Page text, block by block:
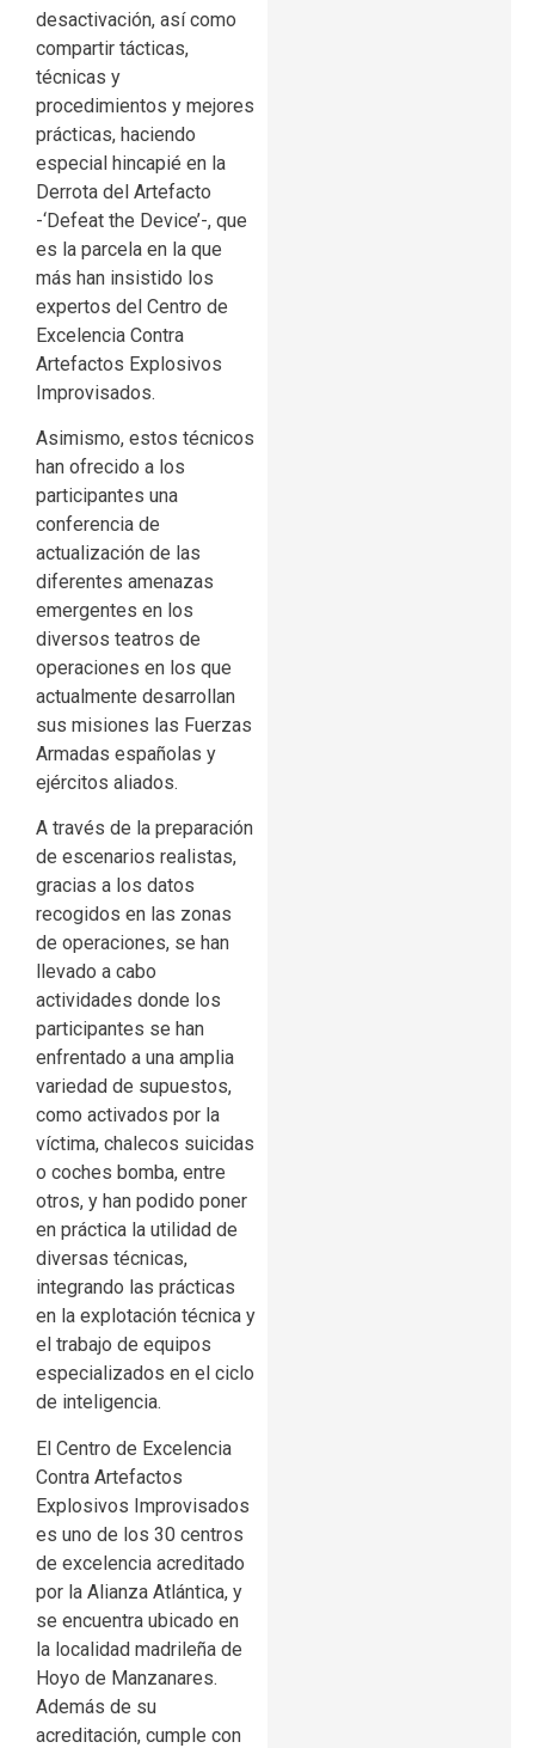
desactivación, así como
compartir tácticas,
técnicas y
procedimientos y mejores
prácticas, haciendo
especial hincapié en la
Derrota del Artefacto
-‘Defeat the Device’-, que
es la parcela en la que
más han insistido los
expertos del Centro de
Excelencia Contra
Artefactos Explosivos
Improvisados.
Asimismo, estos técnicos
han ofrecido a los
participantes una
conferencia de
actualización de las
diferentes amenazas
emergentes en los
diversos teatros de
operaciones en los que
actualmente desarrollan
sus misiones las Fuerzas
Armadas españolas y
ejércitos aliados.
A través de la preparación
de escenarios realistas,
gracias a los datos
recogidos en las zonas
de operaciones, se han
llevado a cabo
actividades donde los
participantes se han
enfrentado a una amplia
variedad de supuestos,
como activados por la
víctima, chalecos suicidas
o coches bomba, entre
otros, y han podido poner
en práctica la utilidad de
diversas técnicas,
integrando las prácticas
en la explotación técnica y
el trabajo de equipos
especializados en el ciclo
de inteligencia.
El Centro de Excelencia
Contra Artefactos
Explosivos Improvisados
es uno de los 30 centros
de excelencia acreditado
por la Alianza Atlántica, y
se encuentra ubicado en
la localidad madrileña de
Hoyo de Manzanares.
Además de su
acreditación, cumple con